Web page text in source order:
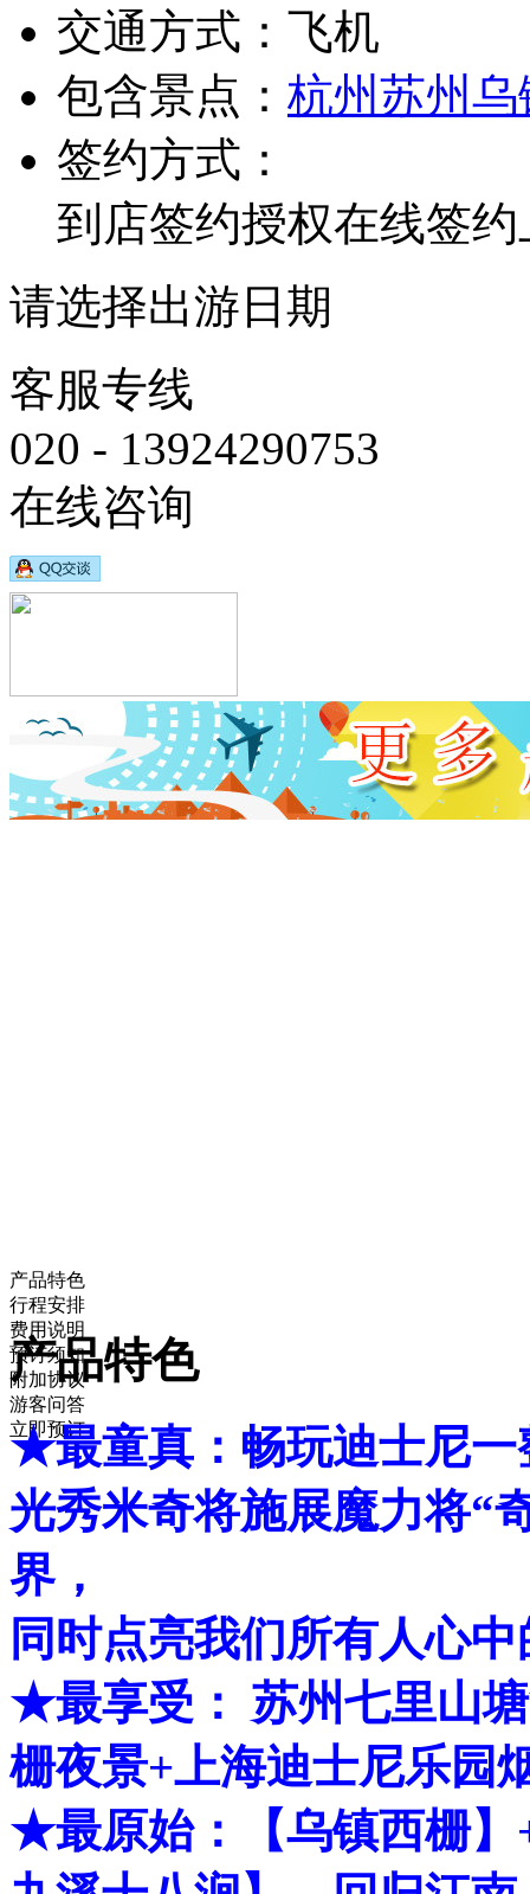
交通方式： 飞机
包含景点： 杭州苏州乌
签约方式：
到店签约授权在线签约
请选择出游日期
客服专线
020 - 13924290753
在线咨询
产品特色
行程安排
费用说明
预订须知
附加协议
游客问答
立即预订
产品特色
★最童真：畅玩迪士尼一
光秀米奇将施展魔力将“
界，
同时点亮我们所有人心
★最享受： 苏州七里山
栅夜景+上海迪士尼乐园
★最原始：【乌镇西栅】